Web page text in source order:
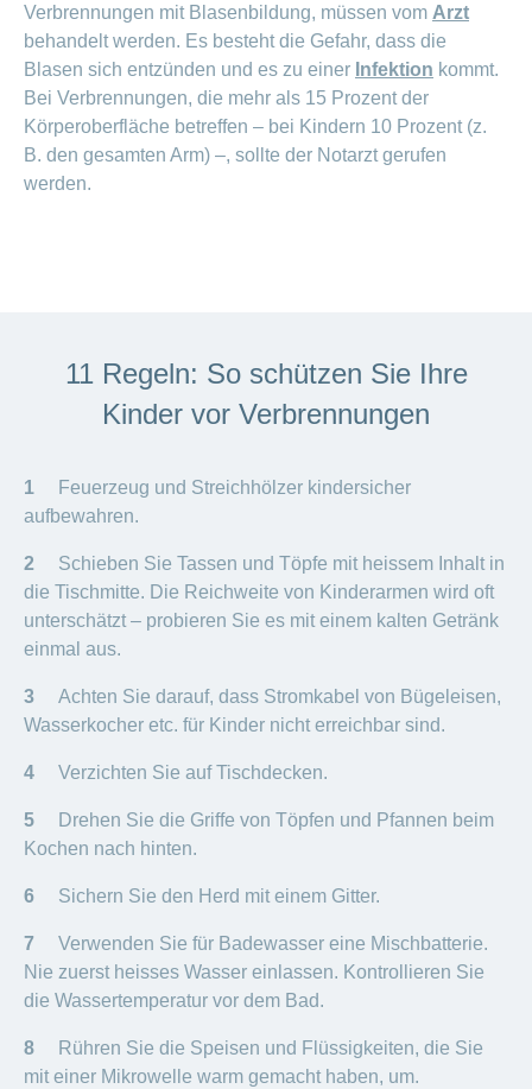
Verbrennungen mit Blasenbildung, müssen vom Arzt
behandelt werden. Es besteht die Gefahr, dass die
Blasen sich entzünden und es zu einer Infektion kommt.
Bei Verbrennungen, die mehr als 15 Prozent der
Körperoberfläche betreffen – bei Kindern 10 Prozent (z.
B. den gesamten Arm) –, sollte der Notarzt gerufen
werden.
11 Regeln: So schützen Sie Ihre
Kinder vor Verbrennungen
1 Feuerzeug und Streichhölzer kindersicher
aufbewahren.
2 Schieben Sie Tassen und Töpfe mit heissem Inhalt in
die Tischmitte. Die Reichweite von Kinderarmen wird oft
unterschätzt – probieren Sie es mit einem kalten Getränk
einmal aus.
3 Achten Sie darauf, dass Stromkabel von Bügeleisen,
Wasserkocher etc. für Kinder nicht erreichbar sind.
4 Verzichten Sie auf Tischdecken.
5 Drehen Sie die Griffe von Töpfen und Pfannen beim
Kochen nach hinten.
6 Sichern Sie den Herd mit einem Gitter.
7 Verwenden Sie für Badewasser eine Mischbatterie.
Nie zuerst heisses Wasser einlassen. Kontrollieren Sie
die Wassertemperatur vor dem Bad.
8 Rühren Sie die Speisen und Flüssigkeiten, die Sie
mit einer Mikrowelle warm gemacht haben, um.